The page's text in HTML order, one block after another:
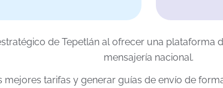
de Tepetlán al ofrecer una
mensajería nacional.
tarifas y generar guías de envío de